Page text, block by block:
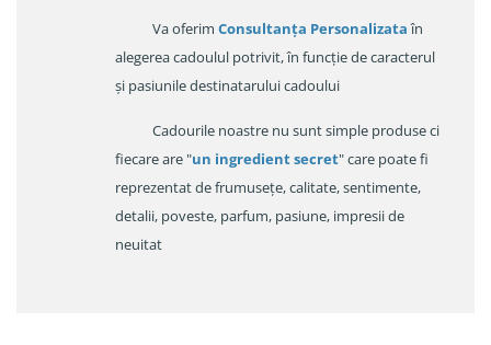
Va oferim Consultanța Personalizataîn
alegerea cadoulul potrivit, în funcție de caracterul
și pasiunile destinatarului cadoului
Cadourile noastre nu sunt simple produse ci
fiecare are "un ingredient secret" care poate fi
reprezentat de frumusețe, calitate, sentimente,
detalii, poveste, parfum, pasiune, impresii de
neuitat